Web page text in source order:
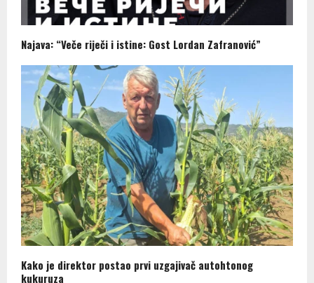
Najava: “Veče riječi i istine: Gost Lordan Zafranović”
Kako je direktor postao prvi uzgajivač autohtonog
kukuruza